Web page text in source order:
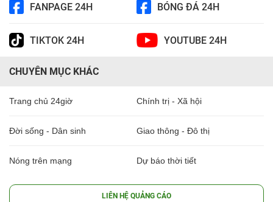
FANPAGE 24H BÓNG ĐÁ 24H
TIKTOK 24H YOUTUBE 24H
CHUYÊN MỤC KHÁC
Trang chủ 24giờ Chính trị - Xã hội
Đời sống - Dân sinh Giao thông - Đô thị
Nóng trên mạng Dự báo thời tiết
LIÊN HỆ QUẢNG CÁO